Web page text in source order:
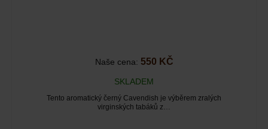
Naše cena: 550 KČ
SKLADEM
Tento aromatický černý Cavendish je výběrem zralých
virginských tabáků z…